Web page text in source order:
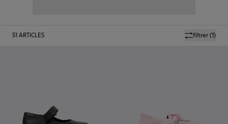
filtrer(1)
51ARTICLES